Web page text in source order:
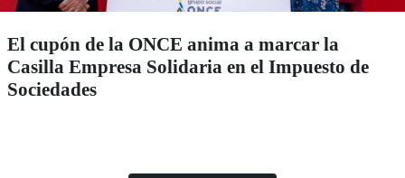
El cupón de la ONCE anima a marcar la
Casilla Empresa Solidaria en el Impuesto de
Sociedades